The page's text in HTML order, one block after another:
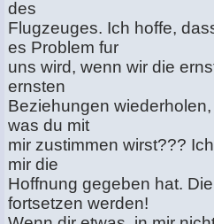
des
Flugzeuges. Ich hoffe,
es Problem fur
uns wird, wenn wir die
ernsten
Beziehungen
was du mit
mir zustimmen wirst???
mir die
Hoffnung gegeben hat.
fortsetzen werden!